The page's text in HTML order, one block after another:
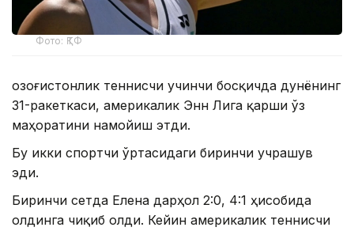
Фото: ҚТФ
Қозоғистонлик теннисчи учинчи босқичда дунёнинг
31-ракеткаси, америкалик Энн Лига қарши ўз
маҳоратини намойиш этди.
Бу икки спортчи ўртасидаги биринчи учрашув
эди.
Биринчи сетда Елена дарҳол 2:0, 4:1 ҳисобида
олдинга чиқиб олди. Кейин америкалик теннисчи